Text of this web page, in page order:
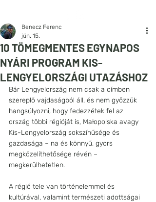
10 TÖMEGMENTES EGYNAPOS
NYÁRI PROGRAM KIS-
LENGYELORSZÁGI UTAZÁSHOZ
Benecz Ferenc
jún. 15.
Bár Lengyelország nem csak a címben
szereplő vajdaságból áll, és nem győzzük
hangsúlyozni, hogy fedezzétek fel az
ország többi régióját is, Małopolska avagy
Kis-Lengyelország sokszínűsége és
gazdasága – na és könnyű, gyors
megközelíthetősége révén –
megkerülhetetlen.
A régió tele van történelemmel és
kultúrával, valamint természeti adottságai